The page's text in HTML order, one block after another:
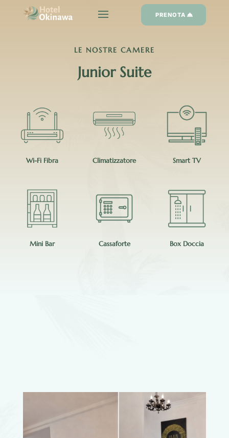
PRENOTA
LE NOSTRE CAMERE
Junior Suite
Wi-Fi Fibra Climatizzatore Smart TV
Mini Bar Cassaforte Box Doccia